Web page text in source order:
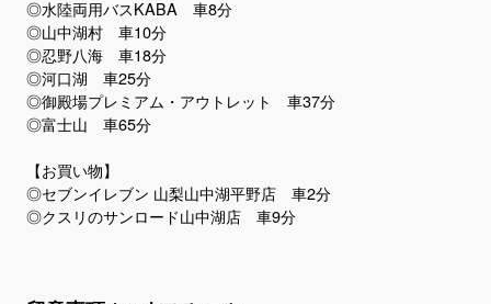
◎水陸両用バスKABA 車8分
◎山中湖村 車10分
◎忍野八海 車18分
◎河口湖 車25分
◎御殿場プレミアム・アウトレット 車37分
◎富士山 車65分
【お買い物】
◎セブンイレブン 山梨山中湖平野店 車2分